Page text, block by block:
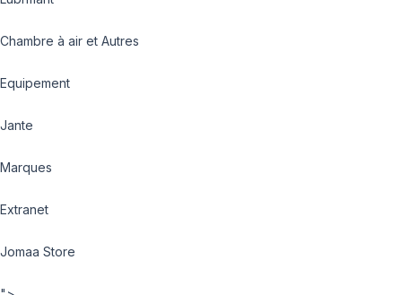
Chambre à air et Autres
Equipement
Jante
Marques
Extranet
Jomaa Store